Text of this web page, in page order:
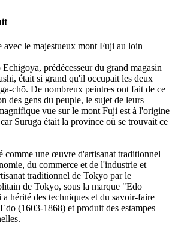
avec le majestueux mont Fuji au loin
prédécesseur du grand magasin
était si grand qu'il occupait les deux
chō. De nombreux peintres ont fait de ce
des gens du peuple, le sujet de leurs
vue sur le mont Fuji est à l'origine
Suruga était la province où se trouvait ce
comme une œuvre d'artisanat traditionnel
du commerce et de l'industrie et
traditionnel de Tokyo par le
de Tokyo, sous la marque "Edo
hérité des techniques et du savoir-faire
(1603-1868) et produit des estampes